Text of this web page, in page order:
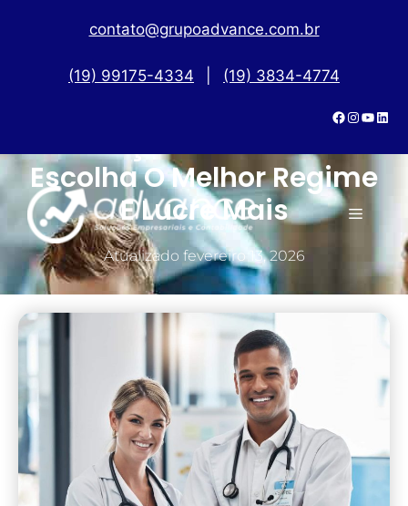
contato@grupoadvance.com.br
(19) 99175-4334 (19) 3834-4774
Tributação Para Médicos:
Escolha O Melhor Regime
E Lucre Mais
Atualizado fevereiro 13, 2026